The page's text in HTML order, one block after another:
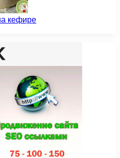
кефире